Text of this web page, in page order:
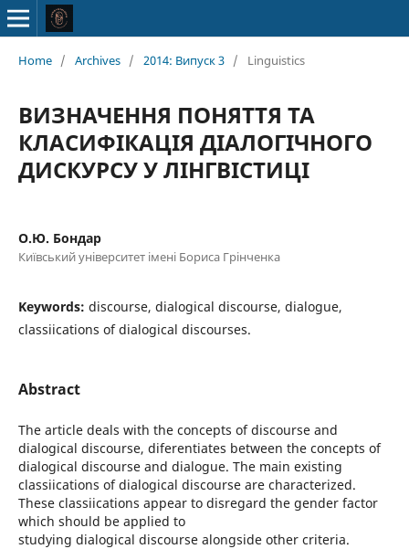
Home / Archives / 2014: Випуск 3 / Linguistics
ВИЗНАЧЕННЯ ПОНЯТТЯ ТА
КЛАСИФІКАЦІЯ ДІАЛОГІЧНОГО
ДИСКУРСУ У ЛІНГВІСТИЦІ
О.Ю. Бондар
Київський університет імені Бориса Грінченка
Keywords: discourse, dialogical discourse, dialogue,
classiications of dialogical discourses.
Abstract
The article deals with the concepts of discourse and
dialogical discourse, diferentiates between the concepts of
dialogical discourse and dialogue. The main existing
classiications of dialogical discourse are characterized.
These classiications appear to disregard the gender factor
which should be applied to
studying dialogical discourse alongside other criteria.